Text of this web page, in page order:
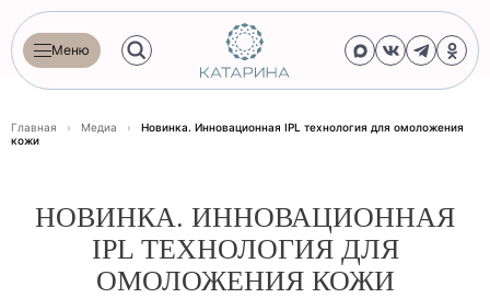
Меню
Главная › Медиа ›
Новинка. Инновационная IPL технология для омоложения
кожи
НОВИНКА. ИННОВАЦИОННАЯ
IPL ТЕХНОЛОГИЯ ДЛЯ
ОМОЛОЖЕНИЯ КОЖИ